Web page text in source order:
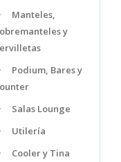
Manteles,
y
Podium, Bares y
Salas Lounge
Utilería
Cooler y Tina